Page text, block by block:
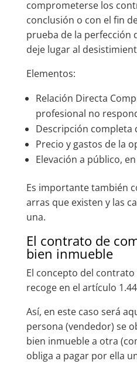
comprometerse los
conclusión o con el fin
prueba de la perfección
deje lugar al
Elementos:
Relación Directa
profesional no
Descripción completa
Precio y gastos de la
Elevación a público,
Es importante también
arras que existen y las
una.
El contrato de
bien inmueble
El concepto del
recoge en el artículo
Así, en este caso será
persona (vendedor) se
bien inmueble a otra
obliga a pagar por ella